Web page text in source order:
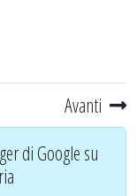
Avanti
di Google su